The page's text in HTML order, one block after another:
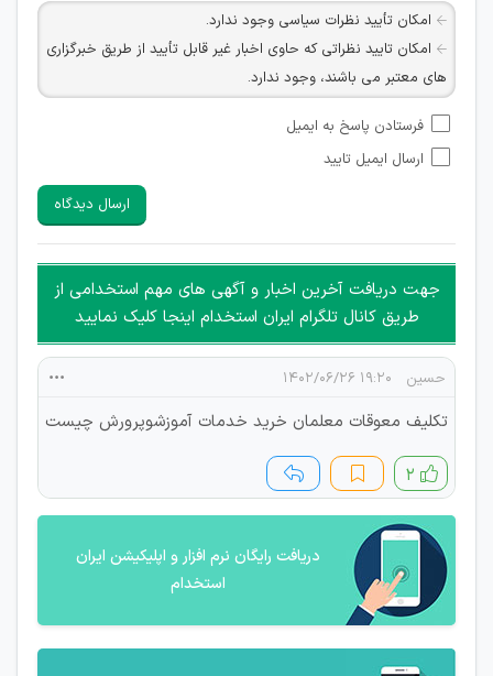
امکان تأیید نظرات سیاسی وجود ندارد.
امکان تایید نظراتی که حاوی اخبار غیر قابل تأیید از طریق خبرگزاری
های معتبر می باشند، وجود ندارد.
شبکه های مجازی ارتباطی می باشند وجود ندارد.
امکان تأیید نظرات کاربرانی که به هر طریقی قصد مأیوس کردن
هرگونه تحریک، تحقیر و کنایه به سایر افراد (مسئول و غیر مسئول)
غیر مجاز می باشد.
امکان هماهنگی برای هرگونه ملاقات حضوری چه به صورت دسته
جمعی و چه فردی توسط کاربران سایت وجود ندارد.
فرستادن پاسخ به ایمیل
ارسال ایمیل تایید
ارسال دیدگاه
جهت دریافت آخرین اخبار و آگهی های مهم استخدامی از
طریق کانال تلگرام ایران استخدام اینجا کلیک نمایید
حسین ۱۹:۲۰ ۱۴۰۲/۰۶/۲۶
تکلیف معوقات معلمان خرید خدمات آموزشوپرورش چیست
۲
دریافت رایگان نرم افزار و اپلیکیشن ایران
استخدام